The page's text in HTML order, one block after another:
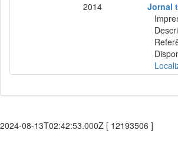
2014
Jornal
2024-08-13T02:42:53.000Z [ 12193506 ]